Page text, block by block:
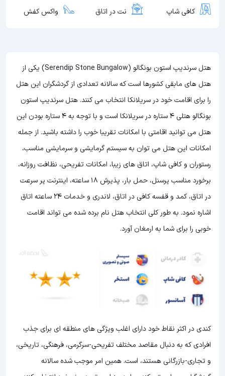
کافی شاپ نت در اتاق واکس کفش
هتل سرندیپ استون بونگالو (Serendip Stone Bungalow) یکی از
هتل های مابقی کشورها است که سالانه تعدادی از گردشگران این هتل
را برای اقامت خود در سریلانکا انتخاب می کنند. هتل سرندیپ استون
بونگالو هتلی 4 ستاره در سریلانکا است و با توجه به 4 ستاره بودن این
هتل می توانید اقامتی با امکانات تقریبا خوب را داشته باشید. از جمله
امکانات این هتل می توان به سیستم گرمایشی و سرمایشی مناسب،
رستوران و کافی شاپ، اتاق های زیبا، امکانات تفریحی، نظافت روزانه،
برخورد مناسب پرسنل، حمل بار، پذیرش 18 ساعته، اینترنت پر سرعت
در اتاق، کمد و قفسه کافی در اتاق، لاندری و خدمات 24 ساعته اتاق
اشاره نمود. به طور کلی انتخاب هتل نام برده شده می تواند اقامت
خوبی را برای شما به ارمغان آورد.
کندی در اکثر نقاط خود دارای اغلب ویژگی های منطقه ای برای جذب
افرادی که به دنبال مقاصد مختلف تفریحی-سرگرمی، فرهنگی، تاریخی،
و تجاری-بازرگانی هستند، است. همین امر موجب شده سالانه